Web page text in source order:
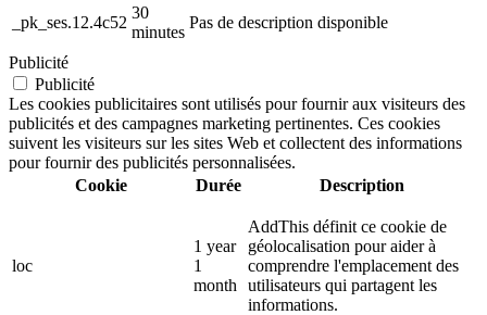
_pk_ses.12.4c52
30
minutes
Pas de description disponible
Publicité
Publicité
Les cookies publicitaires sont utilisés pour fournir aux visiteurs des
publicités et des campagnes marketing pertinentes. Ces cookies
suivent les visiteurs sur les sites Web et collectent des informations
pour fournir des publicités personnalisées.
Cookie
Durée Description
loc
1 year
1
month
AddThis définit ce cookie de
géolocalisation pour aider à
comprendre l'emplacement des
utilisateurs qui partagent les
informations.